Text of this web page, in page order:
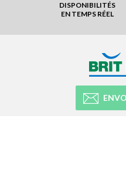
DISPONIBILITÉS
EN TEMPS RÉEL